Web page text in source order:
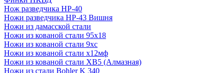
Нож разведчика НР-40
Ножи разведчика НР-43 Вишня
Ножи из дамасской стали
Ножи из кованой стали 95х18
Ножи из кованой стали 9хс
Ножи из кованой стали х12мф
Ножи из кованой стали ХВ5 (Алмазная)
Ножи из стали Bohler K 340